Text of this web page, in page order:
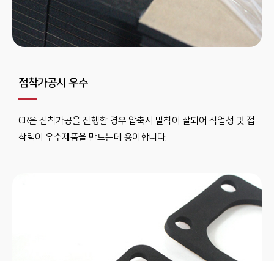
점착가공시 우수
CR은 점착가공을 진행할 경우 압축시 밀착이 잘되어 작업성 및 접
착력이 우수제품을 만드는데 용이합니다.